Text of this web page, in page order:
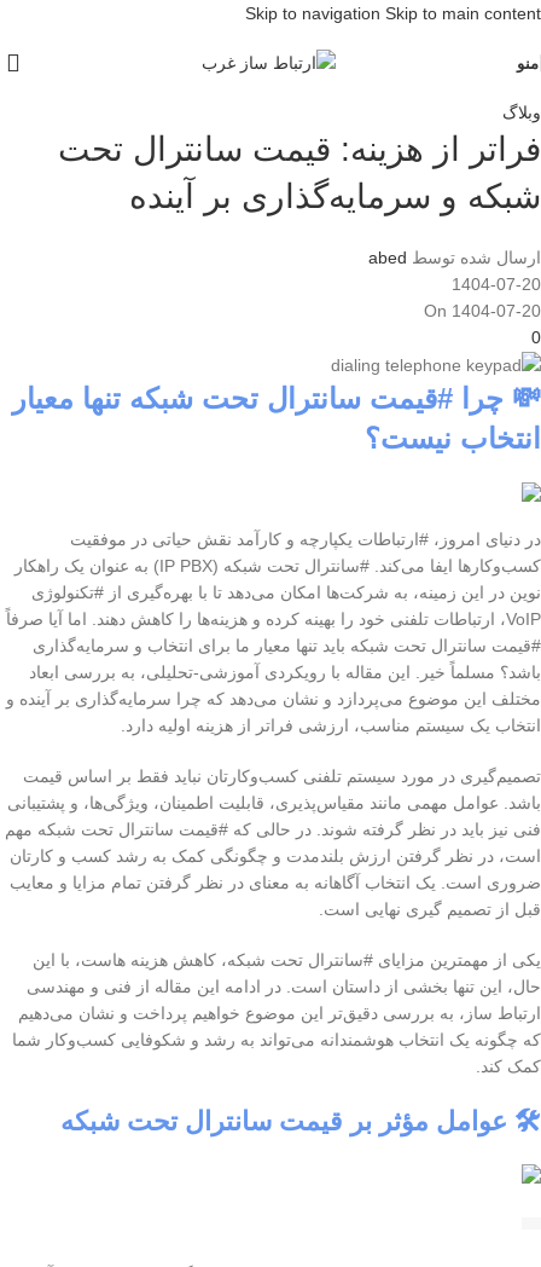
Skip to navigation Skip to main content
منو
وبلاگ
فراتر از هزینه: قیمت سانترال تحت
شبکه و سرمایه‌گذاری بر آینده
ارسال شده توسط abed
1404-07-20
On 1404-07-20
0
💸 چرا #قیمت سانترال تحت شبکه تنها معیار
انتخاب نیست؟
در دنیای امروز، #ارتباطات یکپارچه و کارآمد نقش حیاتی در موفقیت
کسب‌وکارها ایفا می‌کند. #سانترال تحت شبکه (IP PBX) به عنوان یک راهکار
نوین در این زمینه، به شرکت‌ها امکان می‌دهد تا با بهره‌گیری از #تکنولوژی
VoIP، ارتباطات تلفنی خود را بهینه کرده و هزینه‌ها را کاهش دهند. اما آیا صرفاً
#قیمت سانترال تحت شبکه باید تنها معیار ما برای انتخاب و سرمایه‌گذاری
باشد؟ مسلماً خیر. این مقاله با رویکردی آموزشی-تحلیلی، به بررسی ابعاد
مختلف این موضوع می‌پردازد و نشان می‌دهد که چرا سرمایه‌گذاری بر آینده و
انتخاب یک سیستم مناسب، ارزشی فراتر از هزینه اولیه دارد.
تصمیم‌گیری در مورد سیستم تلفنی کسب‌وکارتان نباید فقط بر اساس قیمت
باشد. عوامل مهمی مانند مقیاس‌پذیری، قابلیت اطمینان، ویژگی‌ها، و پشتیبانی
فنی نیز باید در نظر گرفته شوند. در حالی که #قیمت سانترال تحت شبکه مهم
است، در نظر گرفتن ارزش بلندمدت و چگونگی کمک به رشد کسب و کارتان
ضروری است. یک انتخاب آگاهانه به معنای در نظر گرفتن تمام مزایا و معایب
قبل از تصمیم گیری نهایی است.
یکی از مهمترین مزایای #سانترال تحت شبکه، کاهش هزینه هاست، با این
حال، این تنها بخشی از داستان است. در ادامه این مقاله از فنی و مهندسی
ارتباط ساز، به بررسی دقیق‌تر این موضوع خواهیم پرداخت و نشان می‌دهیم
که چگونه یک انتخاب هوشمندانه می‌تواند به رشد و شکوفایی کسب‌وکار شما
کمک کند.
🛠️ عوامل مؤثر بر قیمت سانترال تحت شبکه